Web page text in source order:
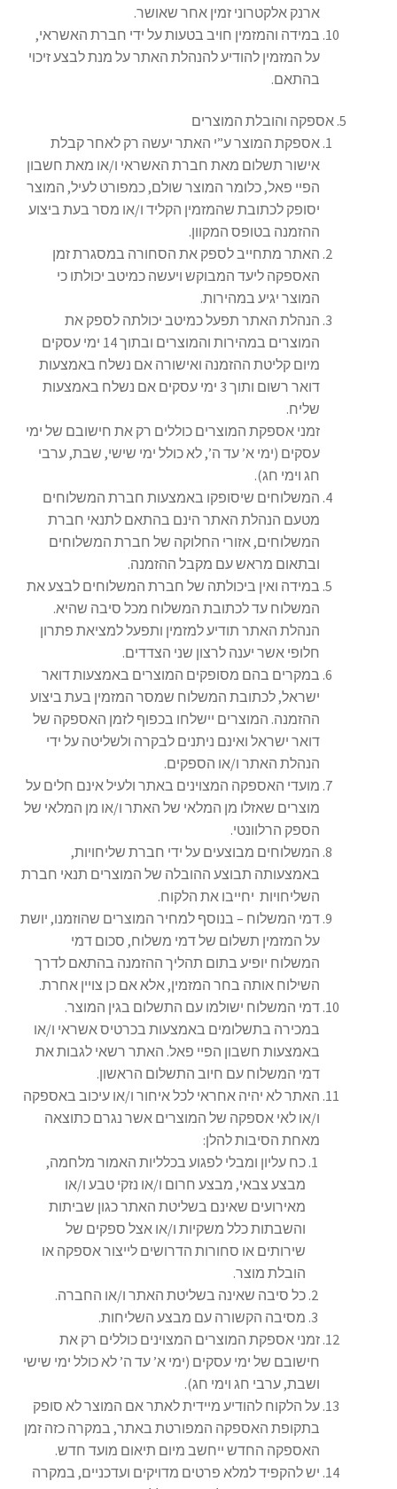
ארנק אלקטרוני זמין אחר שאושר.
במידה והמזמין חויב בטעות על ידי חברת האשראי,
על המזמין להודיע להנהלת האתר על מנת לבצע זיכוי
בהתאם.
אספקה והובלת המוצרים
אספקת המוצר ע”י האתר יעשה רק לאחר קבלת
אישור תשלום מאת חברת האשראי ו/או מאת חשבון
הפיי פאל, כלומר המוצר שולם, כמפורט לעיל, המוצר
יסופק לכתובת שהמזמין הקליד ו/או מסר בעת ביצוע
ההזמנה בטופס המקוון.
האתר מתחייב לספק את הסחורה במסגרת זמן
האספקה ליעד המבוקש ויעשה כמיטב יכולתו כי
המוצר יגיע במהירות.
הנהלת האתר תפעל כמיטב יכולתה לספק את
המוצרים במהירות והמוצרים ובתוך 14 ימי עסקים
מיום קליטת ההזמנה ואישורה אם נשלח באמצעות
דואר רשום ותוך 3 ימי עסקים אם נשלח באמצעות
שליח.
זמני אספקת המוצרים כוללים רק את חישובם של ימי
עסקים (ימי א’ עד ה’, לא כולל ימי שישי, שבת, ערבי
חג וימי חג).
המשלוחים שיסופקו באמצעות חברת המשלוחים
מטעם הנהלת האתר הינם בהתאם לתנאי חברת
המשלוחים, אזורי החלוקה של חברת המשלוחים
ובתאום מראש עם מקבל ההזמנה.
במידה ואין ביכולתה של חברת המשלוחים לבצע את
המשלוח עד לכתובת המשלוח מכל סיבה שהיא.
הנהלת האתר תודיע למזמין ותפעל למציאת פתרון
חלופי אשר יענה לרצון שני הצדדים.
במקרים בהם מסופקים המוצרים באמצעות דואר
ישראל, לכתובת המשלוח שמסר המזמין בעת ביצוע
ההזמנה. המוצרים יישלחו בכפוף לזמן האספקה של
דואר ישראל ואינם ניתנים לבקרה ולשליטה על ידי
הנהלת האתר ו/או הספקים.
מועדי האספקה המצוינים באתר ולעיל אינם חלים על
מוצרים שאזלו מן המלאי של האתר ו/או מן המלאי של
הספק הרלוונטי.
המשלוחים מבוצעים על ידי חברת שליחויות,
באמצעותה תבוצע ההובלה של המוצרים תנאי חברת
השליחויות יחייבו את הלקוח.
דמי המשלוח – בנוסף למחיר המוצרים שהוזמנו, יושת
על המזמין תשלום של דמי משלוח, סכום דמי
המשלוח יופיע בתום תהליך ההזמנה בהתאם לדרך
השילוח אותה בחר המזמין, אלא אם כן צויין אחרת.
דמי המשלוח ישולמו עם התשלום בגין המוצר.
במכירה בתשלומים באמצעות בכרטיס אשראי ו/או
באמצעות חשבון הפיי פאל. האתר רשאי לגבות את
דמי המשלוח עם חיוב התשלום הראשון.
האתר לא יהיה אחראי לכל איחור ו/או עיכוב באספקה
ו/או לאי אספקה של המוצרים אשר נגרם כתוצאה
מאחת הסיבות להלן:
כח עליון ומבלי לפגוע בכלליות האמור מלחמה,
מבצע צבאי, מבצע חרום ו/או נזקי טבע ו/או
מאירועים שאינם בשליטת האתר כגון שביתות
והשבתות כלל משקיות ו/או אצל ספקים של
שירותים או סחורות הדרושים לייצור אספקה או
הובלת מוצר.
כל סיבה שאינה בשליטת האתר ו/או החברה.
מסיבה הקשורה עם מבצע השליחות.
זמני אספקת המוצרים המצוינים כוללים רק את
חישובם של ימי עסקים (ימי א’ עד ה’ לא כולל ימי שישי
ושבת, ערבי חג וימי חג).
על הלקוח להודיע מיידית לאתר אם המוצר לא סופק
בתקופת האספקה המפורטת באתר, במקרה כזה זמן
האספקה החדש ייחשב מיום תיאום מועד חדש.
יש להקפיד למלא פרטים מדויקים ועדכניים, במקרה